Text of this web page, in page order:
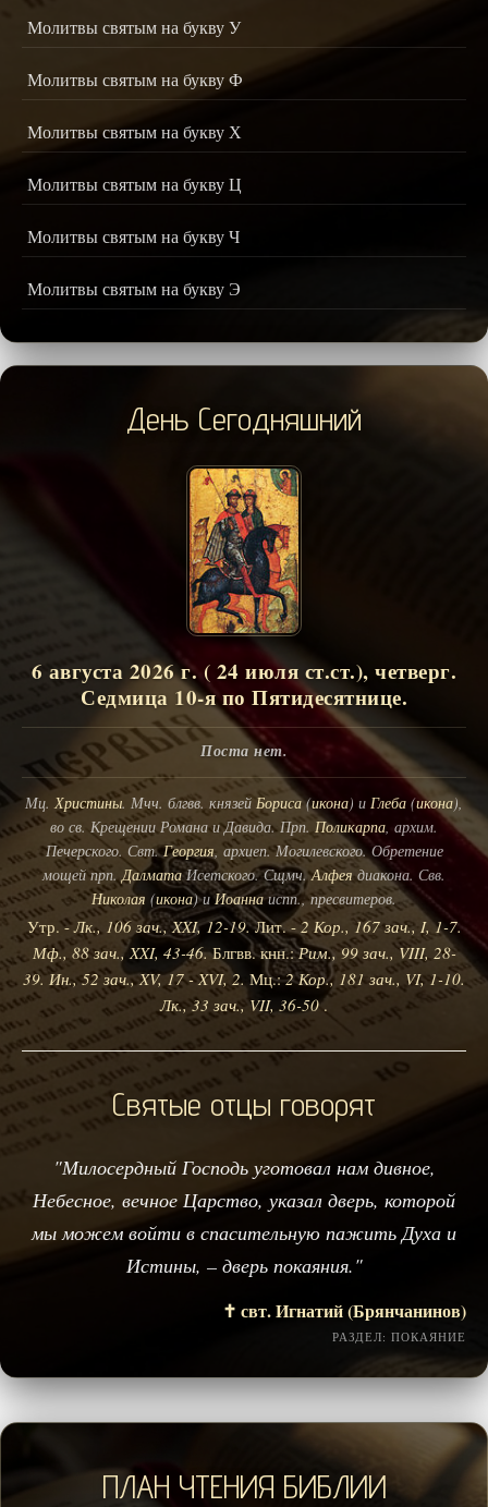
Молитвы святым на букву У
Молитвы святым на букву Ф
Молитвы святым на букву Х
Молитвы святым на букву Ц
Молитвы святым на букву Ч
Молитвы святым на букву Э
День Сегодняшний
6 августа 2026 г. ( 24 июля ст.ст.), четверг.
Седмица 10-я по Пятидесятнице.
Поста нет.
Мц. Христины. Мчч. блгвв. князей Бориса(икона) и Глеба (икона),
во св. Крещении Романа и Давида. Прп. Поликарпа , архим.
Печерского. Свт.Георгия, архиеп. Могилевского. Обретение
мощей прп. ДалматаИсетского. Сщмч.Алфеядиакона. Свв.
Николая (икона) иИоаннаиспп., пресвитеров.
Утр. -Лк., 106 зач., XXI, 12-19.Лит. -2 Кор., 167 зач., I, 1-7.
Мф., 88 зач., XXI, 43-46.Блгвв. кнн.:Рим., 99 зач., VIII, 28-
39. Ин., 52 зач., XV, 17 - XVI, 2. Мц.:2 Кор., 181 зач., VI, 1-10.
Лк., 33 зач., VII, 36-50 .
Святые отцы говорят
"Милосердный Господь уготовал нам дивное,
Небесное, вечное Царство, указал дверь, которой
мы можем войти в спасительную пажить Духа и
Истины, – дверь покаяния."
✝️ свт. Игнатий (Брянчанинов)
РАЗДЕЛ: ПОКАЯНИЕ
ПЛАН ЧТЕНИЯ БИБЛИИ